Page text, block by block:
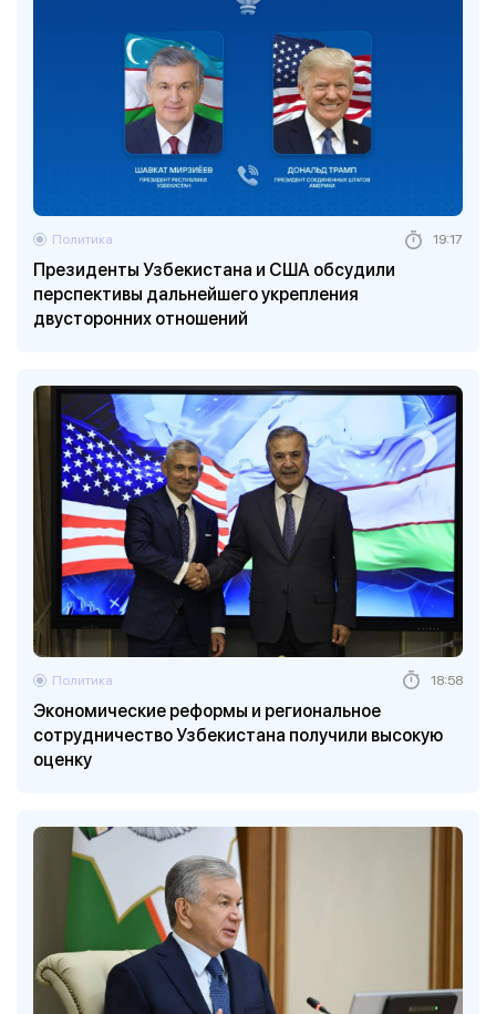
Президенты Узбекистана и США обсудили
перспективы дальнейшего укрепления
двусторонних отношений
Политика 19:17
Экономические реформы и региональное
сотрудничество Узбекистана получили высокую
оценку
Политика 18:58